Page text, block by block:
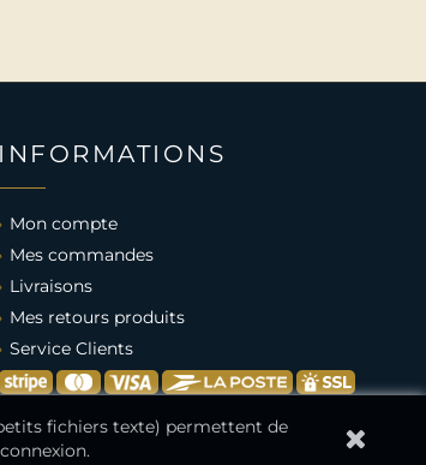
INFORMATIONS
Mon compte
Mes commandes
Livraisons
Mes retours produits
Service Clients
fichiers texte) permettent de